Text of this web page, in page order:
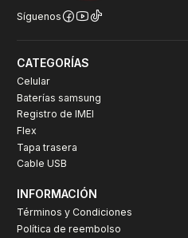
Síguenos
CATEGORÍAS
Celular
Baterías samsung
Registro de IMEI
Flex
Tapa trasera
Cable USB
INFORMACIÓN
Términos y Condiciones
Política de reembolso